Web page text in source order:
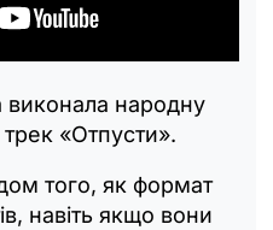
виконала народну
«Отпусти».
того, як формат
навіть якщо вони